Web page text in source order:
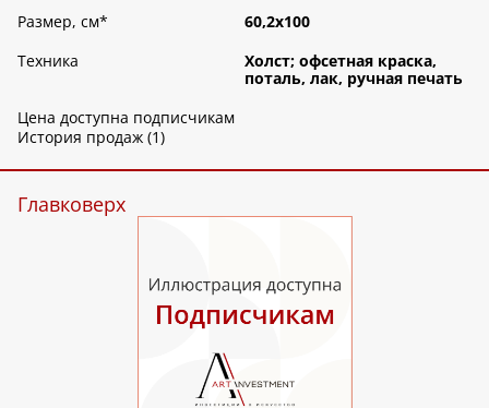
Размер, см*
60,2х100
Техника
Холст; офсетная краска,
поталь, лак, ручная печать
Цена доступна подписчикам
История продаж (1)
Главковерх